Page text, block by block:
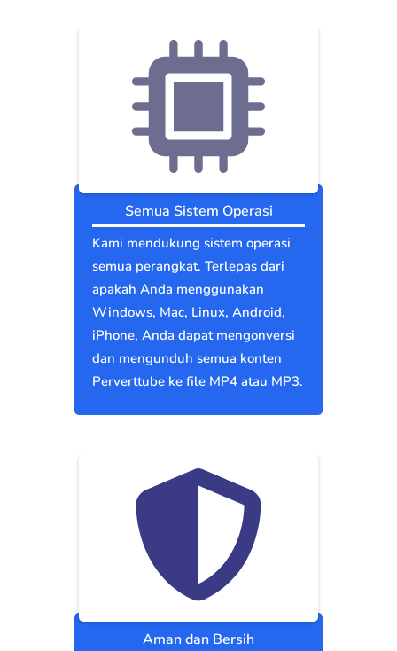
Semua Sistem Operasi
Kami mendukung sistem operasi
semua perangkat. Terlepas dari
apakah Anda menggunakan
Windows, Mac, Linux, Android,
iPhone, Anda dapat mengonversi
dan mengunduh semua konten
Perverttube ke file MP4 atau MP3.
Aman dan Bersih